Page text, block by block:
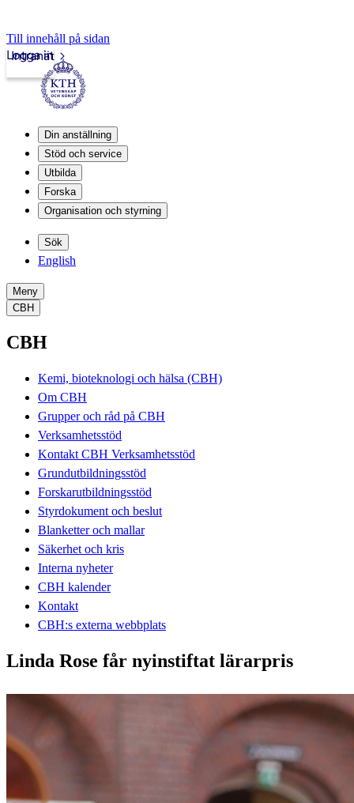
Till innehåll på sidan
Intranät
Logga in
Din anställning
Stöd och service
Utbilda
Forska
Organisation och styrning
Sök
English
Meny
CBH
CBH
Kemi, bioteknologi och hälsa (CBH)
Om CBH
Grupper och råd på CBH
Verksamhetsstöd
Kontakt CBH Verksamhetsstöd
Grundutbildningsstöd
Forskarutbildningsstöd
Styrdokument och beslut
Blanketter och mallar
Säkerhet och kris
Interna nyheter
CBH kalender
Kontakt
CBH:s externa webbplats
Linda Rose får nyinstiftat lärarpris